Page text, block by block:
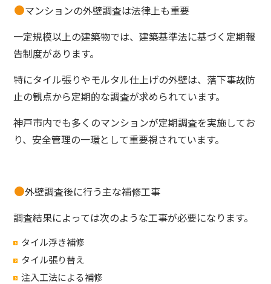
マンションの外壁調査は法律上も重要
一定規模以上の建築物では、建築基準法に基づく定期報
告制度があります。
特にタイル張りやモルタル仕上げの外壁は、落下事故防
止の観点から定期的な調査が求められています。
神戸市内でも多くのマンションが定期調査を実施してお
り、安全管理の一環として重要視されています。
外壁調査後に行う主な補修工事
調査結果によっては次のような工事が必要になります。
タイル浮き補修
タイル張り替え
注入工法による補修